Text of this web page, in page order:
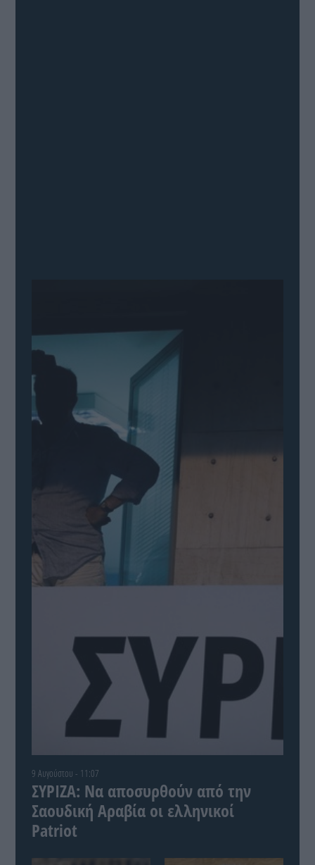
9 Αυγούστου - 11:07
ΣΥΡΙΖΑ: Να αποσυρθούν από την
Σαουδική Αραβία οι ελληνικοί
Patriot